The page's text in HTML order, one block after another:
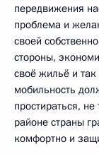
передвижения
проблема и
своей
стороны,
своё жильё и
мобильность
простираться,
районе страны
комфортно и